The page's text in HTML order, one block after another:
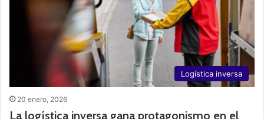
Logística inversa
20 enero, 2026
La logística inversa gana protagonismo en el